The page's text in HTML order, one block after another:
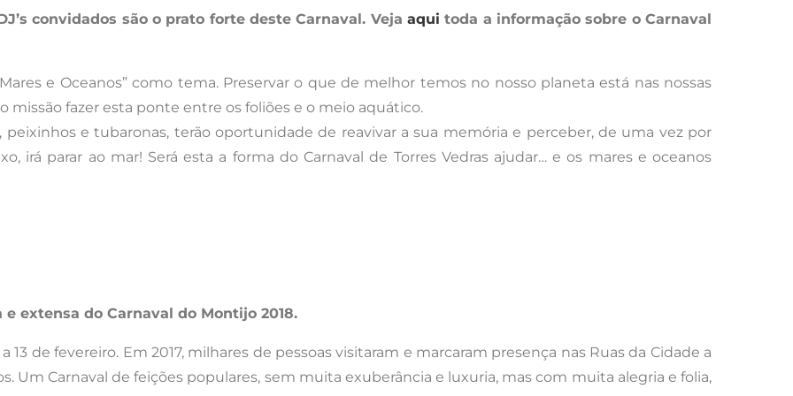
convidados são o prato forte deste Carnaval. Vejaaqui toda a informação sobre o Carnaval
e Oceanos” como tema. Preservar o que de melhor temos no nosso planeta está nas nossas
missão fazer esta ponte entre os foliões e o meio aquático.
peixinhos e tubaronas, terão oportunidade de reavivar a sua memória e perceber, de uma vez por
irá parar ao mar! Será esta a forma do Carnaval de Torres Vedras ajudar… e os mares e oceanos
extensa do Carnaval do Montijo 2018.
13 de fevereiro. Em 2017, milhares de pessoas visitaram e marcaram presença nas Ruas da Cidade a
Um Carnaval de feições populares, sem muita exuberância e luxuria, mas com muita alegria e folia,